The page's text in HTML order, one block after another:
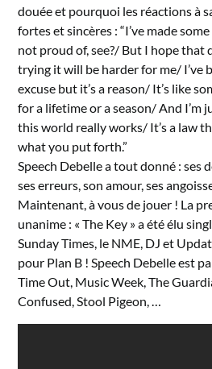
douée et pourquoi les réactions à
fortes et sincères : “I’ve made
not proud of, see?/ But I hope that
trying it will be harder for me/ I’ve
excuse but it’s a reason/ It’s like
for a lifetime or a season/ And I’m
this world really works/ It’s a law
what you put forth.”
Speech Debelle a tout donné : ses
ses erreurs, son amour, ses
Maintenant, à vous de jouer ! La
unanime : « The Key » a été élu
Sunday Times, le NME, DJ et
pour Plan B ! Speech Debelle est
Time Out, Music Week, The
Confused, Stool Pigeon, …